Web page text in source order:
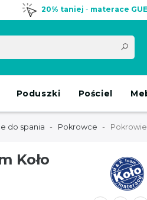
20% taniej - materace
Poduszki Pościel
do spania Pokrowce
Koło